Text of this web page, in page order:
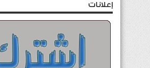
إعلانات